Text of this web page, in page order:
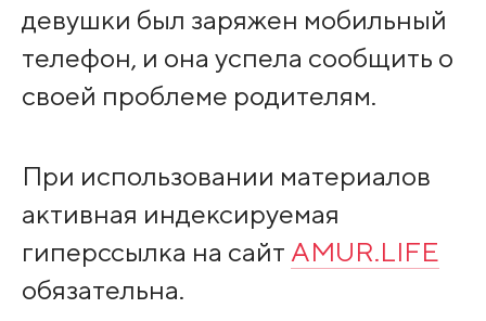
девушки был заряжен мобильный
телефон, и она успела сообщить о
своей проблеме родителям.
При использовании материалов
активная индексируемая
гиперссылка на сайт AMUR.LIFE
обязательна.